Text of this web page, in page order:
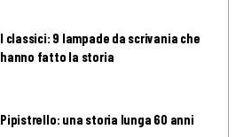
I classici: 9 lampade da scrivania che
hanno fatto la storia
Pipistrello: una storia lunga 60 anni